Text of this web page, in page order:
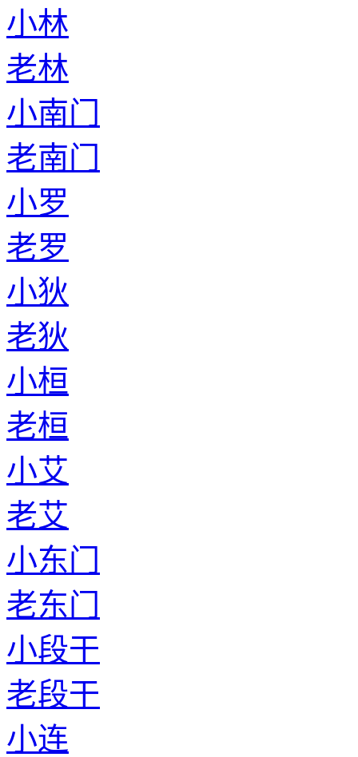
小林
老林
小南门
老南门
小罗
老罗
小狄
老狄
小桓
老桓
小艾
老艾
小东门
老东门
小段干
老段干
小连